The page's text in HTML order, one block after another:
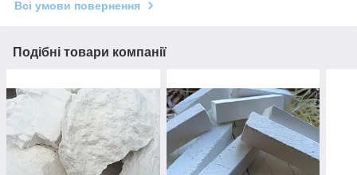
Всі умови повернення
Подібні товари компанії